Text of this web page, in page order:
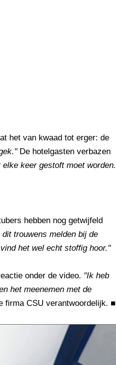
het van kwaad tot erger: de
De hotelgasten verbazen
keer gestoft moet worden.
hebben nog getwijfeld
trouwens melden bij de
het wel echt stoffig hoor."
onder de video. "Ik heb
het meenemen met de
firma CSU verantwoordelijk. ■